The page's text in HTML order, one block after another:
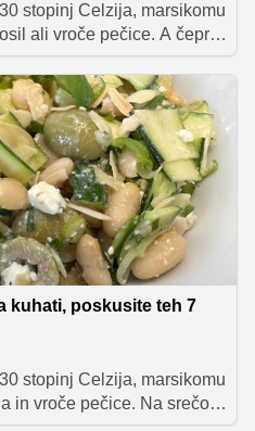
stopinj Celzija, marsikomu
ali vroče pečice. A čeprav
da bi živeli le od
kave, telo potrebuje
kuhati, poskusite teh 7
stopinj Celzija, marsikomu
in vroče pečice. Na srečo
in hitro pripravljenih